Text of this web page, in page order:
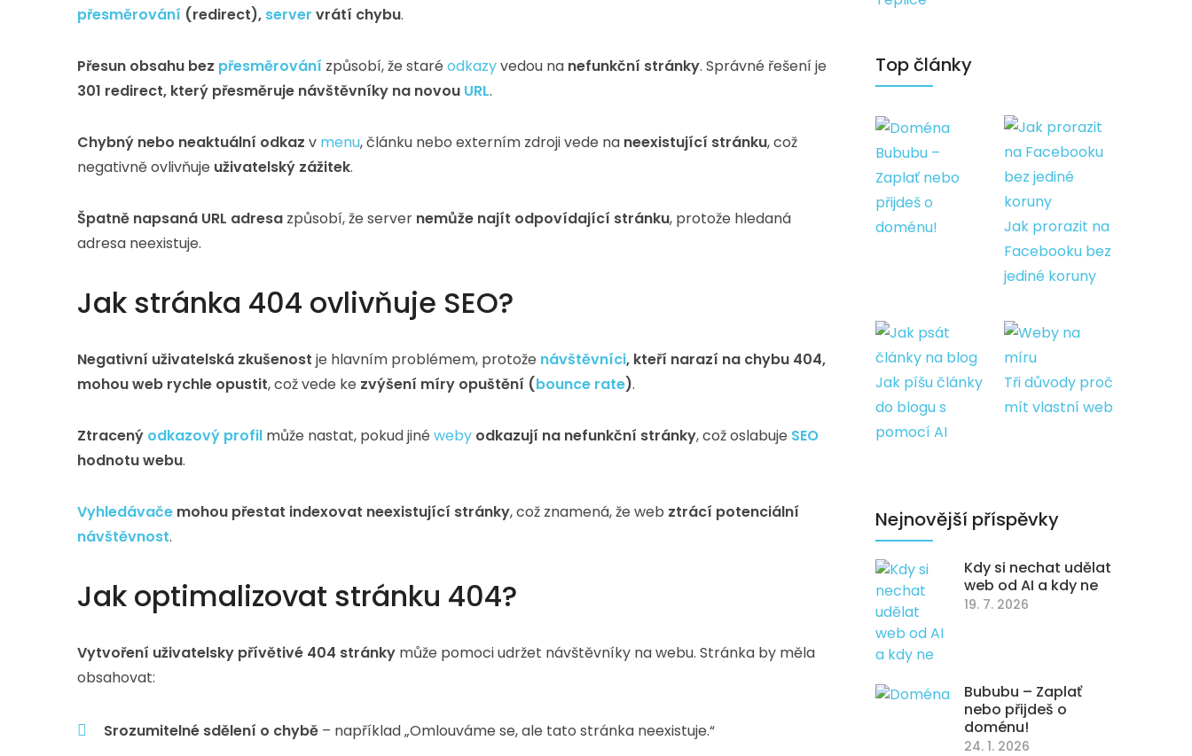
přesměrování (redirect), server vrátí chybu.
Přesun obsahu bez přesměrování způsobí, že staré odkazyvedou na nefunkční stránky. Správné řešení je
301 redirect, který přesměruje návštěvníky na novou URL.
Chybný nebo neaktuální odkaz v menu, článku nebo externím zdroji vede na neexistující stránku, což
negativně ovlivňuje uživatelský zážitek.
Špatně napsaná URL adresa způsobí, že server nemůže najít odpovídající stránku, protože hledaná
adresa neexistuje.
Jak stránka 404 ovlivňuje SEO?
Negativní uživatelská zkušenost je hlavním problémem, protože návštěvníci, kteří narazí na chybu 404,
mohou web rychle opustit, což vede ke zvýšení míry opuštění (bounce rate).
Ztracený odkazový profil může nastat, pokud jiné weby odkazují na nefunkční stránky, což oslabuje SEO
hodnotu webu.
Vyhledávače mohou přestat indexovat neexistující stránky, což znamená, že web ztrácí potenciální
návštěvnost.
Jak optimalizovat stránku 404?
Vytvoření uživatelsky přívětivé 404 stránky může pomoci udržet návštěvníky na webu. Stránka by měla
obsahovat:
Srozumitelné sdělení o chybě – například „Omlouváme se, ale tato stránka neexistuje.“
Top články
Bububu –
Zaplať nebo
přijdeš o
doménu!
Jak prorazit na
Facebooku bez
jediné koruny
Jak píšu články
do blogu s
pomocí AI
Tři důvody proč
mít vlastní web
Nejnovější příspěvky
Kdy si nechat udělat
web od AI a kdy ne
19. 7. 2026
Bububu – Zaplať
nebo přijdeš o
doménu!
24. 1. 2026